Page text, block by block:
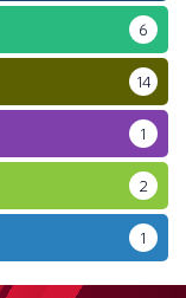
6
14
1
2
1